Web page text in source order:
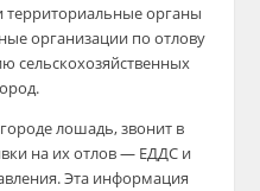
территориальные органы
организации по отлову
сельскохозяйственных
лошадь, звонит в
на их отлов — ЕДДС и
Эта информация